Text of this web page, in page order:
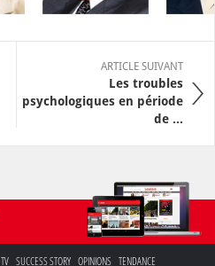
ARTICLE SUIVANT
Les troubles
psychologiques en période
de ...
SUCCESS STORY OPINIONS TENDANCE